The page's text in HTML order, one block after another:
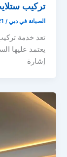
تركيب
الصيانة في دبي/
21
تعد خدمة
يعتمد عليها
إشارة